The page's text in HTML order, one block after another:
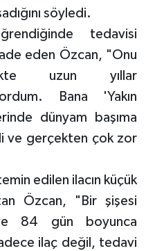
söyledi.
tedavisi
eden Özcan, "Onu
uzun yıllar
Bana 'Yakın
dünyam başıma
ve gerçekten çok zor
edilen ilacın küçük
Özcan, "Bir şişesi
84 gün boyunca
ilaç değil, tedavi